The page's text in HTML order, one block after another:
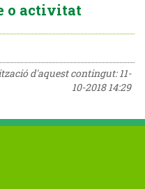
o activitat
d'aquest contingut:11-
10-2018 14:29